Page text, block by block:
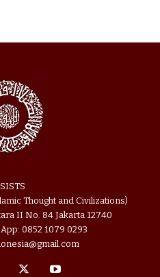
Thought and Civilizations)
II No. 84 Jakarta 12740
0852 1079 0293